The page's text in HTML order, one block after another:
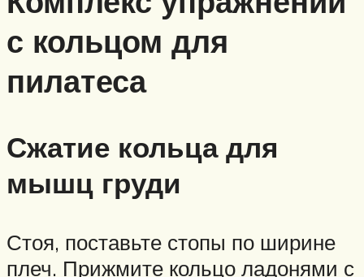
с кольцом для
пилатеса
Сжатие кольца для
мышц груди
Стоя, поставьте стопы по ширине
плеч. Прижмите кольцо ладонями с